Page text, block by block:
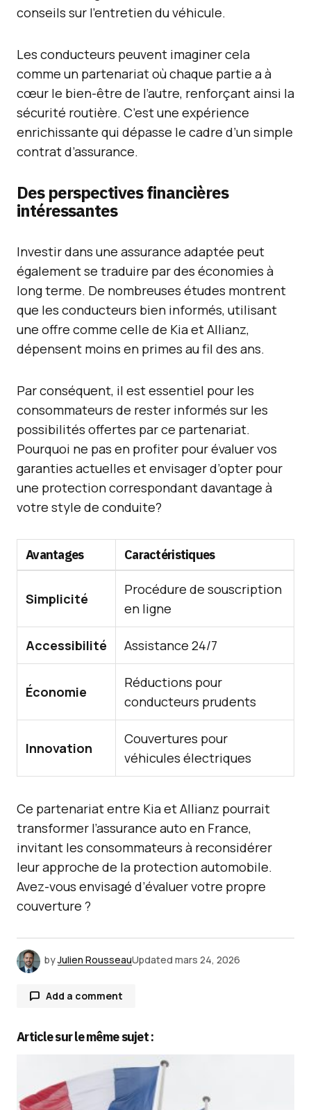
conseils sur l’entretien du véhicule.
Les conducteurs peuvent imaginer cela
comme un partenariat où chaque partie a à
cœur le bien-être de l’autre, renforçant ainsi la
sécurité routière. C’est une expérience
enrichissante qui dépasse le cadre d’un simple
contrat d’assurance.
Des perspectives financières
intéressantes
Investir dans une assurance adaptée peut
également se traduire par des économies à
long terme. De nombreuses études montrent
que les conducteurs bien informés, utilisant
une offre comme celle de Kia et Allianz,
dépensent moins en primes au fil des ans.
Par conséquent, il est essentiel pour les
consommateurs de rester informés sur les
possibilités offertes par ce partenariat.
Pourquoi ne pas en profiter pour évaluer vos
garanties actuelles et envisager d’opter pour
une protection correspondant davantage à
votre style de conduite?
Avantages Caractéristiques
Simplicité
Procédure de souscription
en ligne
Accessibilité Assistance 24/7
Économie
Réductions pour
conducteurs prudents
Innovation
Couvertures pour
véhicules électriques
Ce partenariat entre Kia et Allianz pourrait
transformer l’assurance auto en France,
invitant les consommateurs à reconsidérer
leur approche de la protection automobile.
Avez-vous envisagé d’évaluer votre propre
couverture ?
byJulien RousseauUpdated mars 24, 2026
Add a comment
Votre adresse e-mail ne sera pas publiée.
champs obligatoires sont indiqués avec
Article sur le même sujet :